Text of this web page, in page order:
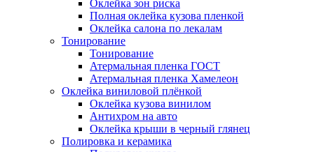
Оклейка зон риска
Полная оклейка кузова пленкой
Оклейка салона по лекалам
Тонирование
Тонирование
Атермальная пленка ГОСТ
Атермальная пленка Хамелеон
Оклейка виниловой плёнкой
Оклейка кузова винилом
Антихром на авто
Оклейка крыши в черный глянец
Полировка и керамика